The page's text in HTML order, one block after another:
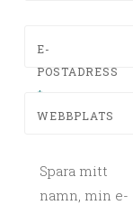
E-
POSTADRESS
*
WEBBPLATS
Spara mitt
namn, min e-